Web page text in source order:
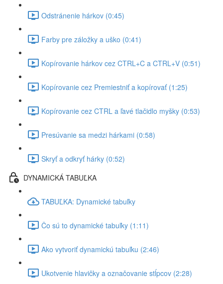
Odstránenie hárkov (0:45)
Farby pre záložky a uško (0:41)
Kopírovanie hárkov cez CTRL+C a CTRL+V (0:51)
Kopírovanie cez Premiestniť a kopírovať (1:25)
Kopírovanie cez CTRL a ľavé tlačidlo myšky (0:53)
Presúvanie sa medzi hárkami (0:58)
Skryť a odkryť hárky (0:52)
DYNAMICKÁ TABUĽKA
TABUĽKA: Dynamické tabuľky
Čo sú to dynamické tabuľky (1:11)
Ako vytvoriť dynamickú tabuľku (2:46)
Ukotvenie hlavičky a označovanie stĺpcov (2:28)